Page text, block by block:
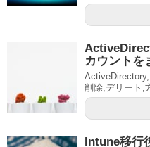
カウントを
削除,デリート,
Intune移行